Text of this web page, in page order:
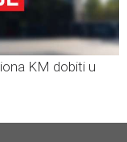
KM dobiti u